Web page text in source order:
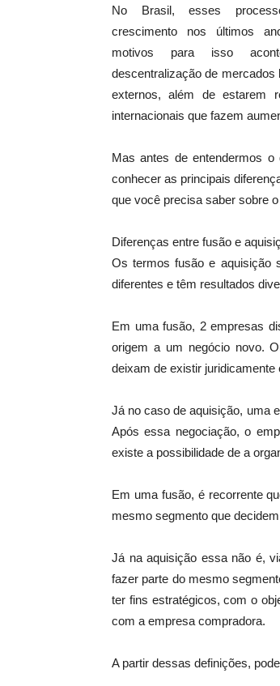
No Brasil, esses
crescimento nos últimos
motivos para isso
descentralização de
externos, além de estarem
internacionais que fazem
Mas antes de entendermos
conhecer as principais
que você precisa saber sobre
Diferenças entre fusão e
Os termos fusão e aquisição
diferentes e têm resultados
Em uma fusão, 2 empresas
origem a um negócio novo.
deixam de existir
Já no caso de aquisição, uma
Após essa negociação, o
existe a possibilidade de a
Em uma fusão, é recorrente
mesmo segmento que
Já na aquisição essa não é,
fazer parte do mesmo
ter fins estratégicos, com o
com a empresa compradora.
A partir dessas definições,